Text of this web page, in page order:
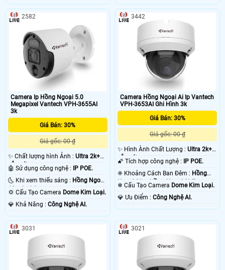
Camera Ip Hồng Ngoại 5.0
Megapixel Vantech VPH-3655AI
3k
Giá Bán: 30%
Giá gốc: 00 ₫
✨ Chất lượng hình Ảnh : Ultra 2k+
sắc nét .
🤖️ Sử dụng công nghệ :
IP POE.
🌜 Khi xem thiếu sáng : Hồng Ngoại
10m Led Array.
💢 Cấu Tạo Camera Dome Kim Loại.
️💎 Khả Năng : Công Nghệ AI.
2582
Camera Hồng Ngoại Ai Ip Vantech
VPH-3653AI Ghi Hình 3k
Giá Bán: 30%
Giá gốc: 00 ₫
✨ Hình Ành Chất Lượng :Ultra 2k+
sắc nét .
🌠 Tích hợp công nghệ :
IP POE.
❈ Khoảng Cách Ban Đêm : Hồng
Ngoại 20m Hồng Ngoại SMD.
❄ Cấu Tạo Camera Dome Kim Loại.
️💎 Ưu Điểm :Công Nghệ AI.
3442
3031 3021